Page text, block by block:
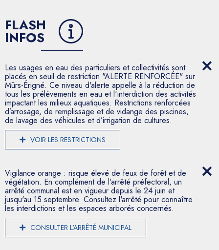
FLASH
INFOS
Les usages en eau des particuliers et collectivités sont
placés en seuil de restriction "ALERTE RENFORCÉE" sur
Mûrs-Érigné. Ce niveau d'alerte appelle à la réduction de
tous les prélèvements en eau et l'interdiction des activités
impactant les milieux aquatiques. Restrictions renforcées
d’arrosage, de remplissage et de vidange des piscines,
de lavage des véhicules et d’irrigation de cultures.
VOIR LES RESTRICTIONS
Vigilance orange : risque élevé de feux de forêt et de
végétation. En complément de l'arrêté préfectoral, un
arrêté communal est en vigueur depuis le 24 juin et
jusqu'au 15 septembre. Consultez l'arrêté pour connaître
les interdictions et les espaces arborés concernés.
CONSULTER L'ARRÊTÉ MUNICIPAL